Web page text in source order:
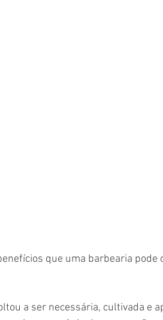
que uma barbearia
a ser necessária, cultivada e